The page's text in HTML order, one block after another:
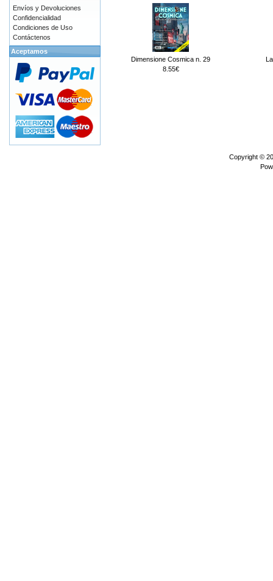
Dimensione Cosmica n. 29
8.55€
Envíos y Devoluciones
Confidencialidad
Condiciones de Uso
Contáctenos
Aceptamos
Copyright ©